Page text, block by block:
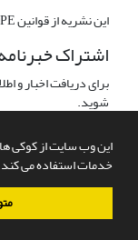
این وب سایت از کوکی ها
خدمات استفاده می
این نشریه از قوانین COPE تبعیت میکند.
اشتراک
برای دریافت اخبار و
شوید.
سامانه مدیریت